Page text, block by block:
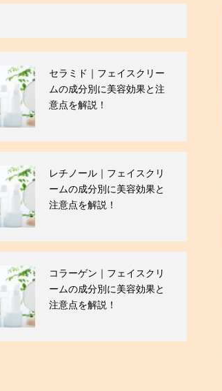
セラミド｜フェイスクリー
ムの成分別に美容効果と注
意点を解説！
レチノール｜フェイスクリ
ームの成分別に美容効果と
注意点を解説！
コラーゲン｜フェイスクリ
ームの成分別に美容効果と
注意点を解説！